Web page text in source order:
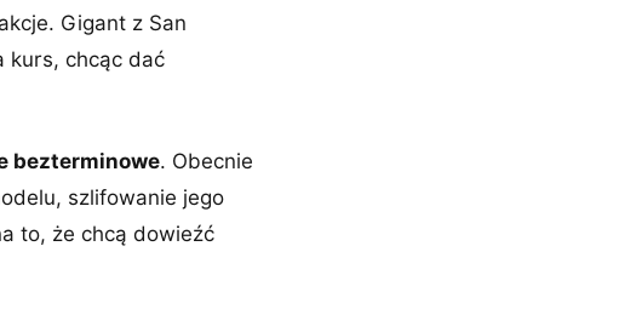
Gigant z San
kurs, chcąc dać
bezterminowe. Obecnie
szlifowanie jego
to, że chcą dowieźć